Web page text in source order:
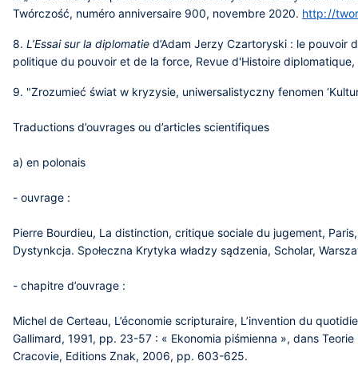
Twórczość, numéro anniversaire 900, novembre 2020. http://
8. L’Essai sur la diplomatie d’Adam Jerzy Czartoryski : le pouvoir
politique du pouvoir et de la force, Revue d'Histoire
9. "Zrozumieć świat w kryzysie, uniwersalistyczny fenomen
Traductions d’ouvrages ou d’articles scientifiques
a) en polonais
- ouvrage :
Pierre Bourdieu, La distinction, critique sociale du jugement,
Dystynkcja. Społeczna Krytyka władzy sądzenia, Scholar,
- chapitre d’ouvrage :
Michel de Certeau, L’économie scripturaire, L’invention du
Gallimard, 1991, pp. 23-57 : « Ekonomia piśmienna », dans
Cracovie, Editions Znak, 2006, pp. 603-625.